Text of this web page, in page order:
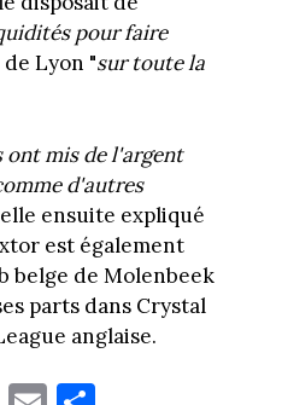
pour faire
Lyon "sur toute la
ont mis de l'argent
d'autres
ensuite expliqué
est également
belge de Molenbeek
parts dans Crystal
anglaise.